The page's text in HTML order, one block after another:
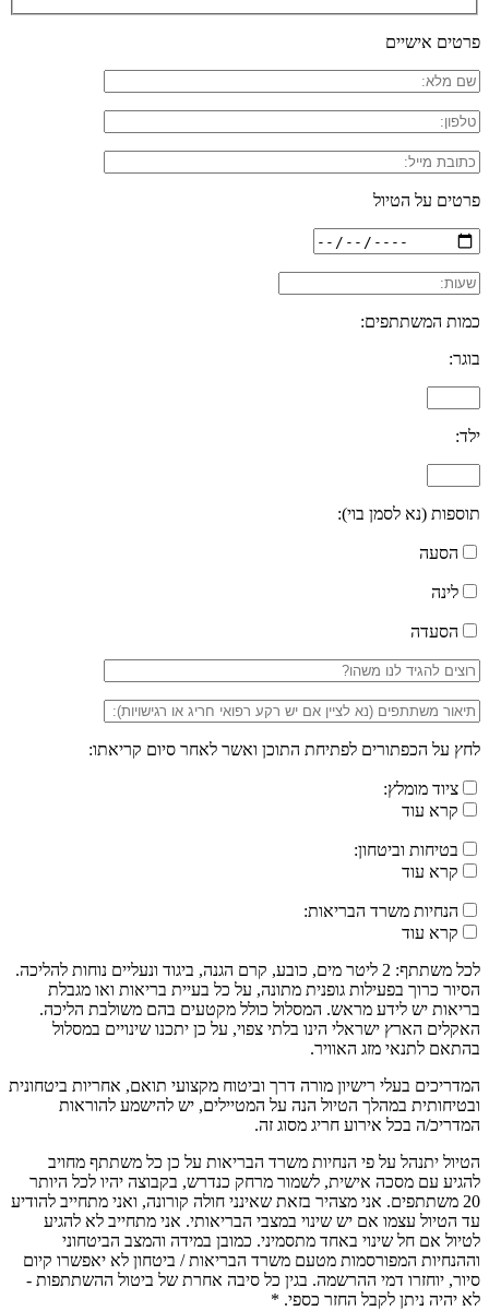
פרטים אישיים
פרטים על הטיול
כמות המשתתפים:
בוגר:
ילד:
תוספות (נא לסמן בוי):
הסעה
לינה
הסעדה
לחץ על הכפתורים לפתיחת התוכן ואשר לאחר סיום קריאתו:
ציוד מומלץ:
קרא עוד
בטיחות וביטחון:
קרא עוד
הנחיות משרד הבריאות:
קרא עוד
לכל משתתף: 2 ליטר מים, כובע, קרם הגנה, ביגוד ונעליים נוחות להליכה.
הסיור כרוך בפעילות גופנית מתונה, על כל בעיית בריאות ואו מגבלת
בריאות יש לידע מראש. המסלול כולל מקטעים בהם משולבת הליכה.
האקלים הארץ ישראלי הינו בלתי צפוי, על כן יתכנו שינויים במסלול
בהתאם לתנאי מזג האוויר.
המדריכים בעלי רישיון מורה דרך וביטוח מקצועי תואם, אחריות ביטחונית
ובטיחותית במהלך הטיול הנה על המטיילים, יש להישמע להוראות
המדריכ/ה בכל אירוע חריג מסוג זה.
הטיול יתנהל על פי הנחיות משרד הבריאות על כן כל משתתף מחויב
להגיע עם מסכה אישית, לשמור מרחק כנדרש, בקבוצה יהיו לכל היותר
20 משתתפים. אני מצהיר בזאת שאינני חולה קורונה, ואני מתחייב להודיע
עד הטיול עצמו אם יש שינוי במצבי הבריאותי. אני מתחייב לא להגיע
לטיול אם חל שינוי באחד מתסמיני. כמובן במידה והמצב הביטחוני
וההנחיות המפורסמות מטעם משרד הבריאות / ביטחון לא יאפשרו קיום
סיור, יוחזרו דמי ההרשמה. בגין כל סיבה אחרת של ביטול ההשתתפות -
לא יהיה ניתן לקבל החזר כספי. *